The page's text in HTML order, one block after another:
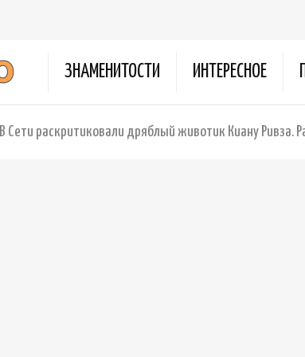
ЗНАМЕНИТОСТИ ИНТЕРЕСНОЕ
В Сети раскритиковали дряблый животик Киану Ривза.